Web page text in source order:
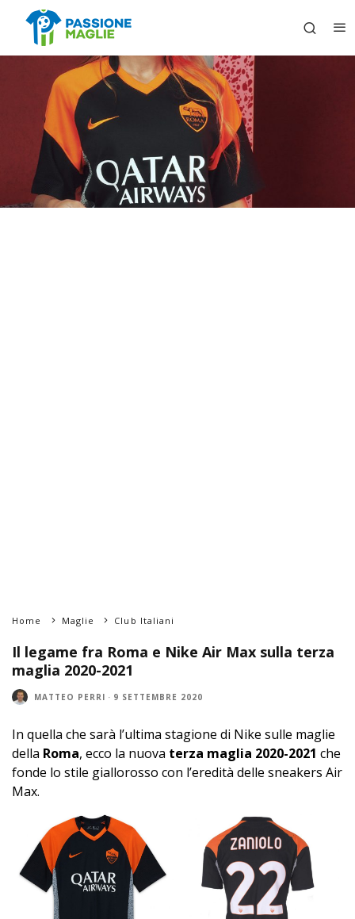
Home Maglie Club Italiani
Il legame fra Roma e Nike Air Max sulla terza
maglia 2020-2021
MATTEO PERRI · 9 SETTEMBRE 2020
In quella che sarà l’ultima stagione di Nike sulle maglie
della Roma, ecco la nuova terza maglia 2020-2021 che
fonde lo stile giallorosso con l’eredità delle sneakers Air
Max.